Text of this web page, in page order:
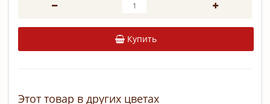
Купить
Этот товар в других цветах